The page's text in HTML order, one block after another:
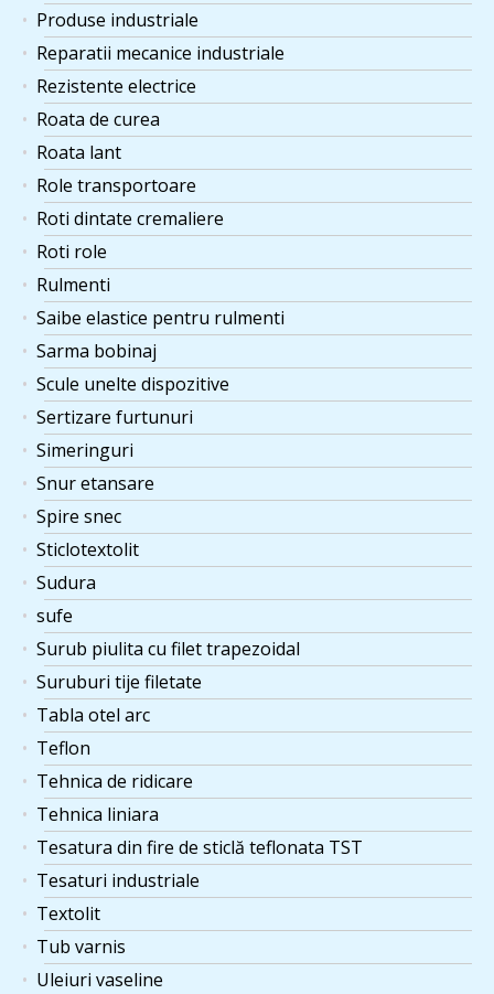
Produse industriale
Reparatii mecanice industriale
Rezistente electrice
Roata de curea
Roata lant
Role transportoare
Roti dintate cremaliere
Roti role
Rulmenti
Saibe elastice pentru rulmenti
Sarma bobinaj
Scule unelte dispozitive
Sertizare furtunuri
Simeringuri
Snur etansare
Spire snec
Sticlotextolit
Sudura
sufe
Surub piulita cu filet trapezoidal
Suruburi tije filetate
Tabla otel arc
Teflon
Tehnica de ridicare
Tehnica liniara
Tesatura din fire de sticlă teflonata TST
Tesaturi industriale
Textolit
Tub varnis
Uleiuri vaseline